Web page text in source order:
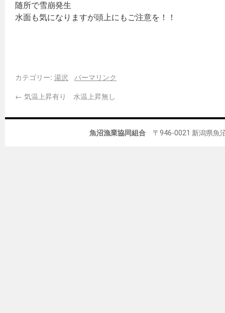
随所で雪崩発生
水面も気になりますが頭上にもご注意を！！
カテゴリー: 湯沢
パーマリンク
← 気温上昇有り 水温上昇無し
魚沼漁業協同組合 〒946-0021 新潟県魚